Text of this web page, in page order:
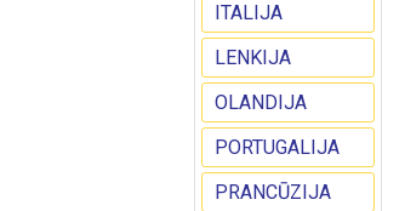
ITALIJA
LENKIJA
OLANDIJA
PORTUGALIJA
PRANCŪZIJA